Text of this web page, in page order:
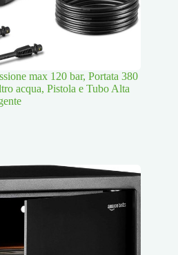
max 120 bar, Portata 380
acqua, Pistola e Tubo Alta